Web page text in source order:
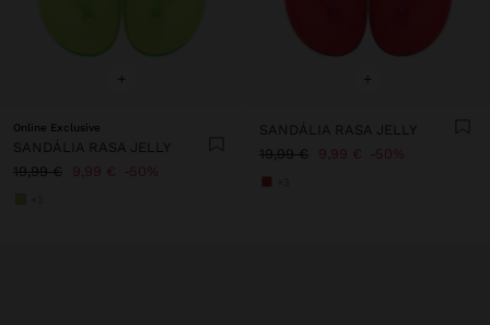
+
Online Exclusive
SANDÁLIA RASA JELLY
19,99 €
9,99 € 50%
+
SANDÁLIA RASA JELLY
19,99 €
9,99 € 50%